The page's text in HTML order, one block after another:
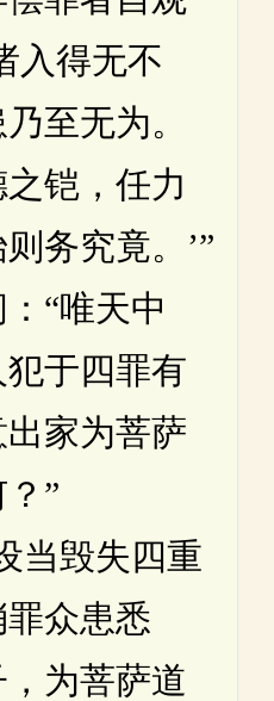
入得无不
至无为。
铠，任力
务究竟。’”
“唯天中
于四罪有
家为菩萨
”
毁失四重
众患悉
为菩萨道